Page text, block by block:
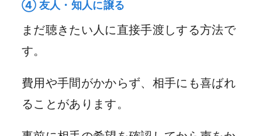
④ 友人・知人に譲る
まだ聴きたい人に直接手渡しする方法で
す。
費用や手間がかからず、相手にも喜ばれ
ることがあります。